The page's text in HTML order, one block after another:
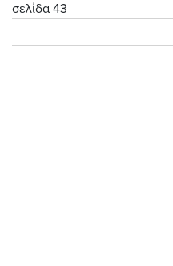
σελίδα 43